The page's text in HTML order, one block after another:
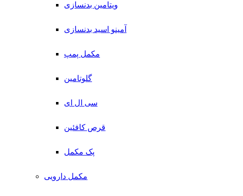
ویتامین بدنسازی
آمینو اسید بدنسازی
مکمل پمپ
گلوتامین
سی ال ای
قرص کافئین
پک مکمل
مکمل دارویی